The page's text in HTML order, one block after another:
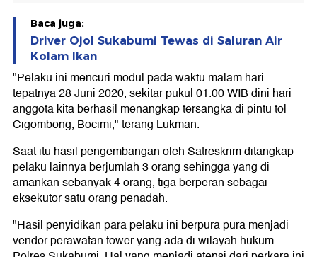
Baca juga:
Driver Ojol Sukabumi Tewas di Saluran Air
Kolam Ikan
"Pelaku ini mencuri modul pada waktu malam hari
tepatnya 28 Juni 2020, sekitar pukul 01.00 WIB dini hari
anggota kita berhasil menangkap tersangka di pintu tol
Cigombong, Bocimi," terang Lukman.
Saat itu hasil pengembangan oleh Satreskrim ditangkap
pelaku lainnya berjumlah 3 orang sehingga yang di
amankan sebanyak 4 orang, tiga berperan sebagai
eksekutor satu orang penadah.
"Hasil penyidikan para pelaku ini berpura pura menjadi
vendor perawatan tower yang ada di wilayah hukum